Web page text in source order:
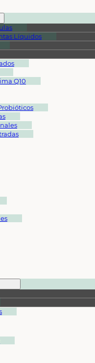
Líquidos
Q10